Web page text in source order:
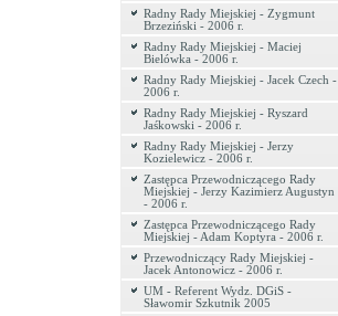
Radny Rady Miejskiej - Zygmunt
Brzeziński - 2006 r.
Radny Rady Miejskiej - Maciej
Bielówka - 2006 r.
Radny Rady Miejskiej - Jacek Czech -
2006 r.
Radny Rady Miejskiej - Ryszard
Jaśkowski - 2006 r.
Radny Rady Miejskiej - Jerzy
Kozielewicz - 2006 r.
Zastępca Przewodniczącego Rady
Miejskiej - Jerzy Kazimierz Augustyn
- 2006 r.
Zastępca Przewodniczącego Rady
Miejskiej - Adam Koptyra - 2006 r.
Przewodniczący Rady Miejskiej -
Jacek Antonowicz - 2006 r.
UM - Referent Wydz. DGiS -
Sławomir Szkutnik 2005